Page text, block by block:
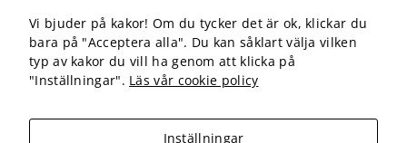
Förbundet
Om cookies
Vi bjuder på kakor! Om du tycker det är ok, klickar du
bara på "Acceptera alla". Du kan såklart välja vilken
typ av kakor du vill ha genom att klicka på
"Inställningar". Läs vår cookie policy
Inställningar